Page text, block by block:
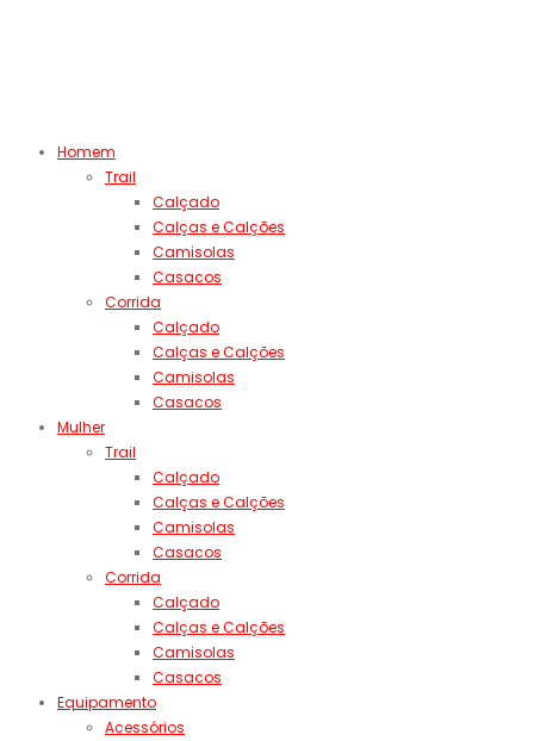
Homem
Trail
Calçado
Calças e Calções
Camisolas
Casacos
Corrida
Calçado
Calças e Calções
Camisolas
Casacos
Mulher
Trail
Calçado
Calças e Calções
Camisolas
Casacos
Corrida
Calçado
Calças e Calções
Camisolas
Casacos
Equipamento
Acessórios